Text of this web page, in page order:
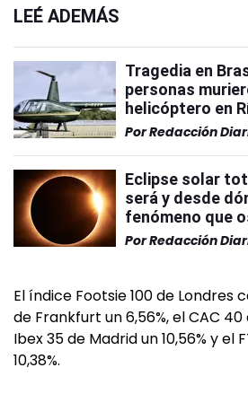
LEÉ ADEMÁS
Tragedia en
personas
helicóptero en
PorRedacción
Eclipse solar
será y desde
fenómeno que
PorRedacción
El índice Footsie 100 de Londres
de Frankfurt un 6,56%, el CAC 40
Ibex 35 de Madrid un 10,56% y el
10,38%.